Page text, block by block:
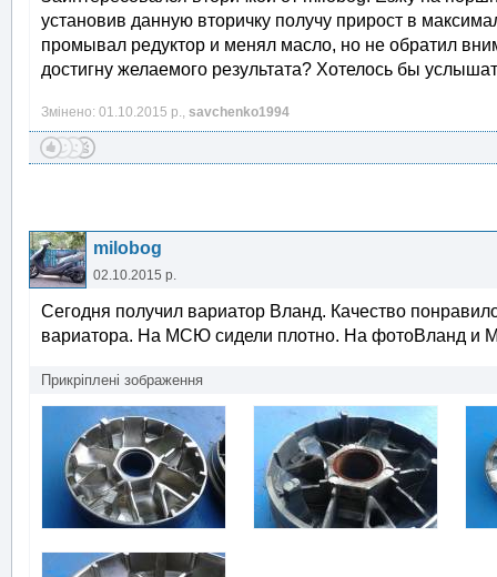
установив данную вторичку получу прирост в
промывал редуктор и менял масло, но не обратил
достигну желаемого результата? Хотелось бы
Змінено: 01.10.2015 р., savchenko1994
milobog
02.10.2015 р.
Сегодня получил вариатор Вланд. Качество
вариатора. На МСЮ сидели плотно. На фотоВланд и
Прикріплені зображення